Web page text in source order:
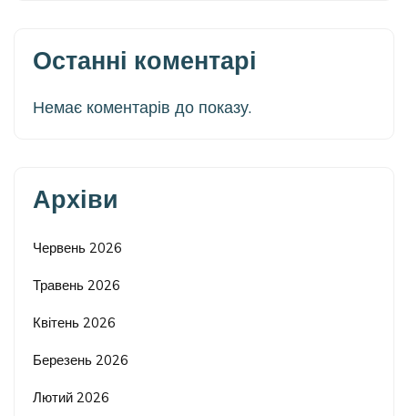
Останні коментарі
Немає коментарів до показу.
Архіви
Червень 2026
Травень 2026
Квітень 2026
Березень 2026
Лютий 2026